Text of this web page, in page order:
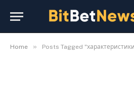
Home » Posts Tagged